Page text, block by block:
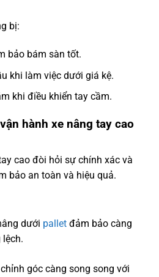
bị:
bảo bám sàn tốt.
khi làm việc dưới giá kệ.
khi điều khiển tay cầm.
hành xe nâng tay cao
cao đòi hỏi sự chính xác và
bảo an toàn và hiệu quả.
dưới palletđảm bảo càng
lệch.
góc càng song song với